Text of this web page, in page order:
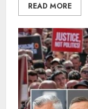
READ MORE